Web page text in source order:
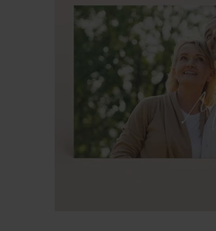
Etiquette longue en cuir